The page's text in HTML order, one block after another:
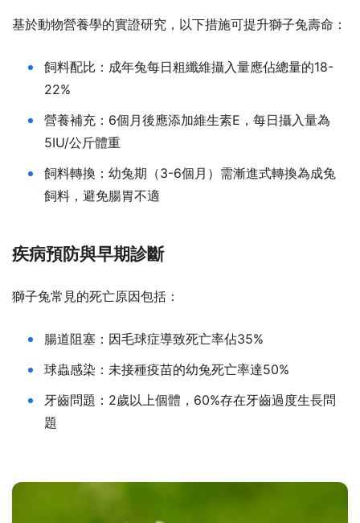
基於動物營養學的實證研究，以下措施可提升獅子兔壽命：
飼料配比：成年兔每日粗纖維攝入量應佔總量的18-
22%
營養補充：6個月後應添加維生素E，每日攝入量為
5IU/公斤體重
飼料轉換：幼兔期（3-6個月）需漸進式轉換為成兔
飼料，避免腸胃不適
疾病預防與早期診斷
獅子兔常見的死亡原因包括：
腸道阻塞：因毛球症導致死亡率佔35%
球蟲感染：未接種疫苗的幼兔死亡率達50%
牙齒問題：2歲以上個體，60%存在牙齒過度生長問
題